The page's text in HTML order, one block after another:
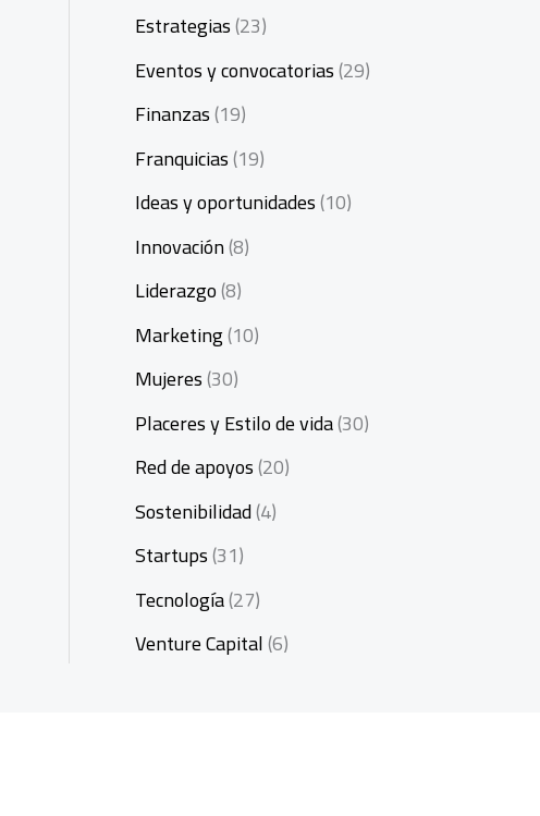
Estrategias(23)
Eventos y convocatorias(29)
Finanzas(19)
Franquicias(19)
Ideas y oportunidades(10)
Innovación(8)
Liderazgo(8)
Marketing(10)
Mujeres(30)
Placeres y Estilo de vida(30)
Red de apoyos(20)
Sostenibilidad(4)
Startups(31)
Tecnología(27)
Venture Capital(6)